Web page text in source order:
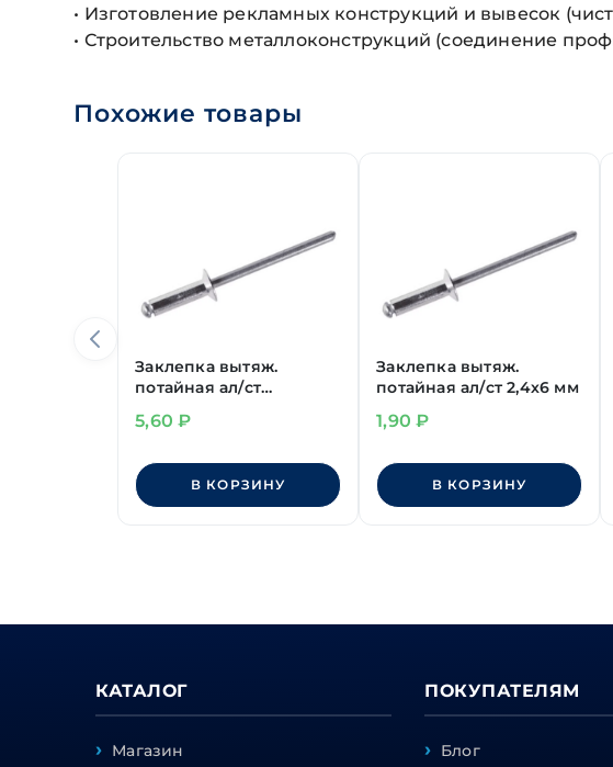
• Изготовление рекламных конструкций и вывесок
• Строительство металлоконструкций (соединение
Похожие товары
Заклепка вытяж.
потайная ал/ст
5,60₽
В КОРЗИНУ
Заклепка вытяж.
потайная ал/ст 2,4х6 мм
1,90₽
В КОРЗИНУ
КАТАЛОГ
Магазин
ПОКУПАТЕЛЯМ
Блог